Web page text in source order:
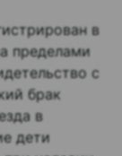
в
пределами
с
брак
в
дети